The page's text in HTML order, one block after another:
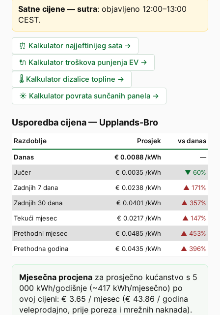
Satne cijene — sutra: objavljeno 12:00–13:00
CEST.
⏰ Kalkulator najjeftinijeg sata →
🔌 Kalkulator troškova punjenja EV →
🌡️ Kalkulator dizalice topline →
☀️ Kalkulator povrata sunčanih panela →
Usporedba cijena— Upplands-Bro
Razdoblje Prosjek vs danas
Danas € 0.0088 /kWh
—
Jučer
€ 0.0035 /kWh ▼ 60%
Zadnjih 7 dana
€ 0.0238 /kWh ▲ 171%
Zadnjih 30 dana
€ 0.0401 /kWh ▲ 357%
Tekući mjesec
€ 0.0217 /kWh ▲ 147%
Prethodni mjesec
€ 0.0485 /kWh ▲ 453%
Prethodna godina
€ 0.0435 /kWh ▲ 396%
Mjesečna procjena za prosječno kućanstvo s 5
000 kWh/godišnje (~417 kWh/mjesečno) po
ovoj cijeni: € 3.65 / mjesec (€ 43.86 / godina
veleprodajno, prije poreza i mrežnih naknada).